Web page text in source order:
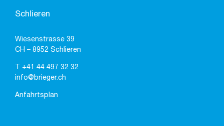
Schlieren
Wiesenstrasse 39
CH – 8952 Schlieren
+41 44 497 32 32
info@brieger.ch
Anfahrtsplan